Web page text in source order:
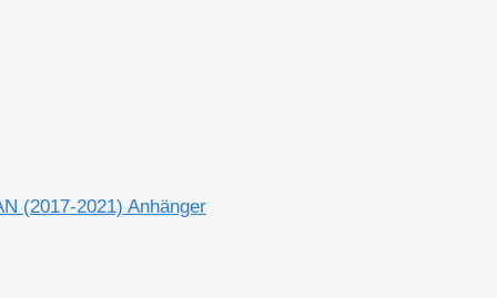
(2017-2021) Anhänger